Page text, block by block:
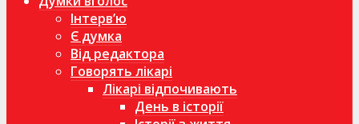
Інтерв’ю
Є думка
Від редактора
Говорять лікарі
Лікарі відпочивають
День в історії